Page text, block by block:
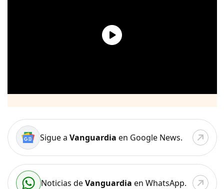
Sigue a Vanguardia en Google News.
Noticias deVanguardia en WhatsApp.